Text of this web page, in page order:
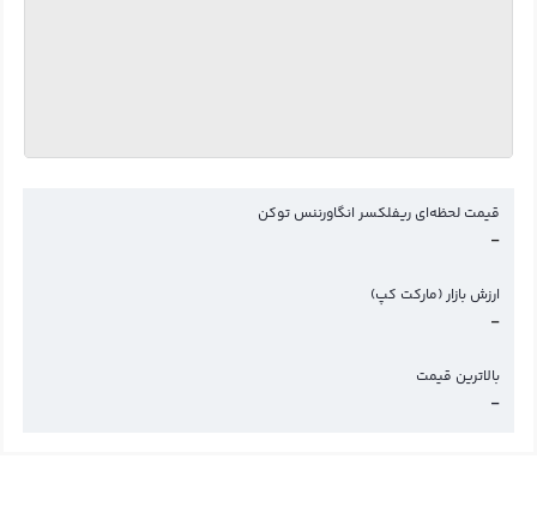
قیمت لحظه‌ای ریفلکسر انگاورننس توکن
-
ارزش بازار (مارکت کپ)
-
بالاترین قیمت
-